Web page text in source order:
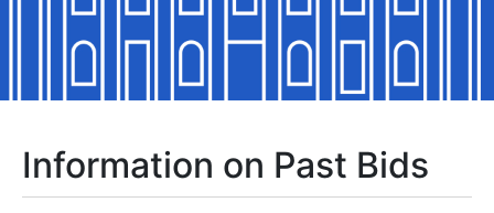
Show/Hide
Show/Hide
Show/Hide
Information on Past Bids